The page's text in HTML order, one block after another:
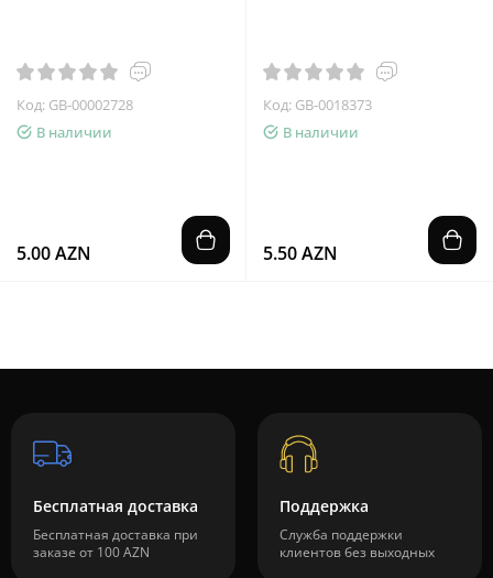
Код: GB-00002728
В наличии
5.00 AZN
Код: GB-0018373
В наличии
5.50 AZN
Бесплатная доставка
Бесплатная доставка при
заказе от 100 AZN
Поддержка
Служба поддержки
клиентов без выходных